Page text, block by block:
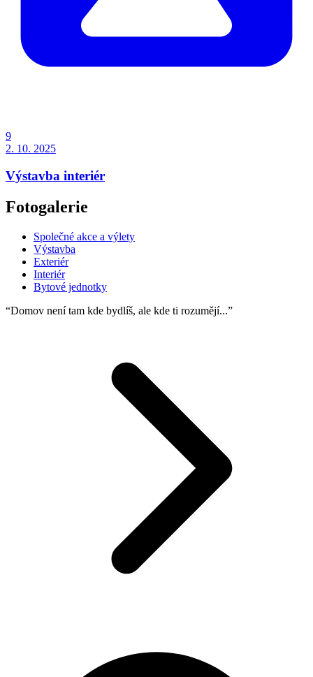
9
2. 10. 2025
Výstavba interiér
Fotogalerie
Společné akce a výlety
Výstavba
Exteriér
Interiér
Bytové jednotky
“Domov není tam kde bydlíš, ale kde ti rozumějí...”